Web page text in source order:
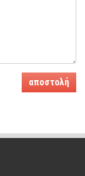
αποστολή